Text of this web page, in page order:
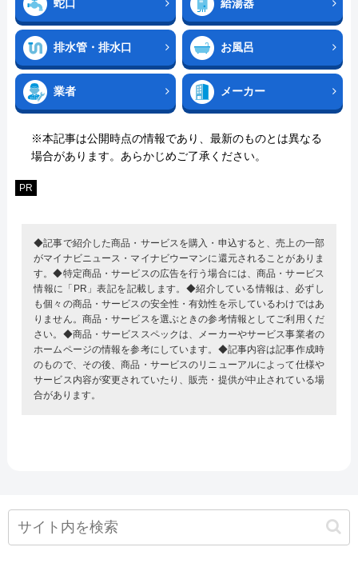
蛇口 給湯器
排水管・排水口 お風呂
業者 メーカー
※本記事は公開時点の情報であり、最新のものとは異なる
場合があります。あらかじめご了承ください。
PR
◆記事で紹介した商品・サービスを購入・申込すると、売上の一部
がマイナビニュース・マイナビウーマンに還元されることがありま
す。◆特定商品・サービスの広告を行う場合には、商品・サービス
情報に「PR」表記を記載します。◆紹介している情報は、必ずし
も個々の商品・サービスの安全性・有効性を示しているわけではあ
りません。商品・サービスを選ぶときの参考情報としてご利用くだ
さい。◆商品・サービススペックは、メーカーやサービス事業者の
ホームページの情報を参考にしています。◆記事内容は記事作成時
のもので、その後、商品・サービスのリニューアルによって仕様や
サービス内容が変更されていたり、販売・提供が中止されている場
合があります。